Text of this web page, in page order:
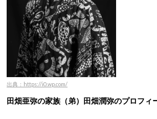
出典：https://i0.wp.com/
田畑亜弥の家族（弟）田畑潤弥のプロフィ